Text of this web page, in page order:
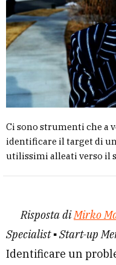
Ci sono strumenti che a
identificare il target di
utilissimi alleati verso il
Risposta diMirko
Specialist ▪ Start-up
Identificare un